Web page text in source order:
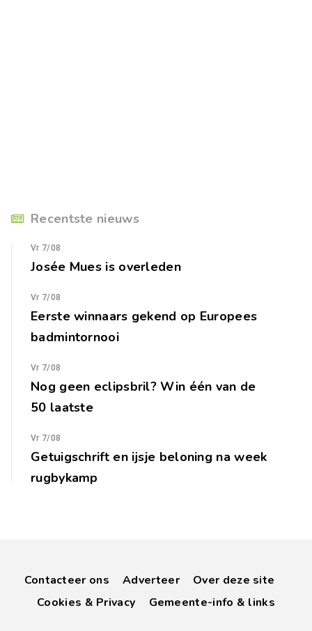
Recentste nieuws
Vr 7/08
Josée Mues is overleden
Vr 7/08
Eerste winnaars gekend op Europees
badmintornooi
Vr 7/08
Nog geen eclipsbril? Win één van de
50 laatste
Vr 7/08
Getuigschrift en ijsje beloning na week
rugbykamp
Contacteer ons Adverteer
Over deze site
Cookies & Privacy
Gemeente-info & links